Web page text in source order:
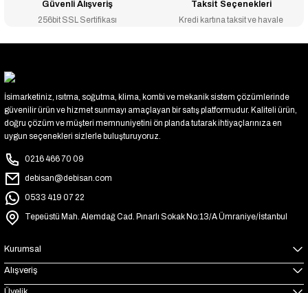
Güvenli Alışveriş
256bit SSL Sertifikası
Taksit Seçenekleri
Kredi kartına taksit ve havale
İsimarketiniz, ısıtma, soğutma, klima, kombi ve mekanik sistem çözümlerinde
güvenilir ürün ve hizmet sunmayı amaçlayan bir satış platformudur. Kaliteli ürün,
doğru çözüm ve müşteri memnuniyetini ön planda tutarak ihtiyaçlarınıza en
uygun seçenekleri sizlerle buluşturuyoruz.
0216 466 70 09
debisan@debisan.com
0533 419 07 22
Tepeüstü Mah. Alemdağ Cad. Pınarlı Sokak No:13/A Ümraniye/İstanbul
Kurumsal
Alışveriş